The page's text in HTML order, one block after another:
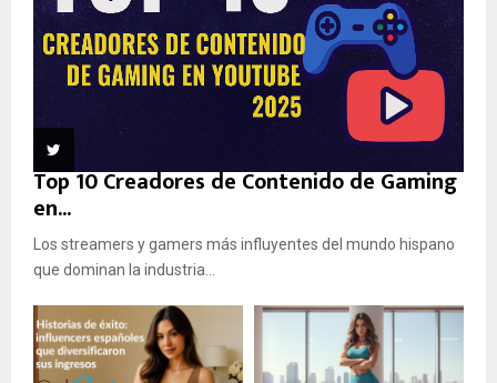
Top 10 Creadores de Contenido de Gaming
en...
Los streamers y gamers más influyentes del mundo hispano
que dominan la industria...